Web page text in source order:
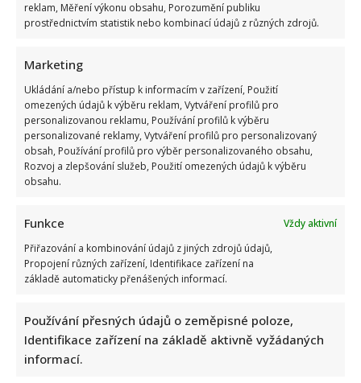
reklam, Měření výkonu obsahu, Porozumění publiku
prostřednictvím statistik nebo kombinací údajů z různých zdrojů.
Marketing
Ukládání a/nebo přístup k informacím v zařízení, Použití
omezených údajů k výběru reklam, Vytváření profilů pro
personalizovanou reklamu, Používání profilů k výběru
personalizované reklamy, Vytváření profilů pro personalizovaný
obsah, Používání profilů pro výběr personalizovaného obsahu,
Rozvoj a zlepšování služeb, Použití omezených údajů k výběru
obsahu.
Funkce
Vždy aktivní
Přiřazování a kombinování údajů z jiných zdrojů údajů,
Propojení různých zařízení, Identifikace zařízení na
základě automaticky přenášených informací.
Používání přesných údajů o zeměpisné poloze,
Identifikace zařízení na základě aktivně vyžádaných
informací.
Celebrity
Vtip na adresu Tomia Okamury nepadl na úrodnou
ztrapnil
8. 8. 2026